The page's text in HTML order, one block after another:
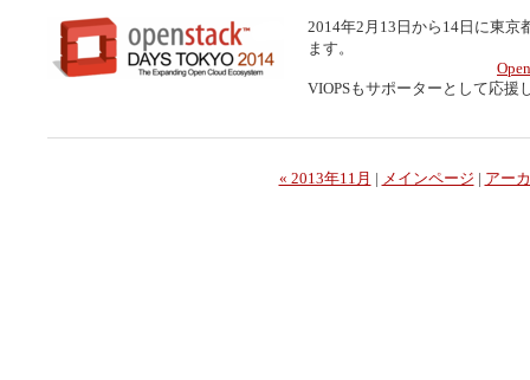
2014年2月13日から14日に東京
ます。
VIOPSもサポーターとして応援
« 2013年11月 | メインページ | アー